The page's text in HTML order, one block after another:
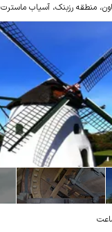
منطقه رزبنک، آسیاب ماسترت